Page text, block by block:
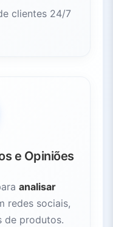
clientes 24/7
e Opiniões
analisar
redes sociais,
de produtos.